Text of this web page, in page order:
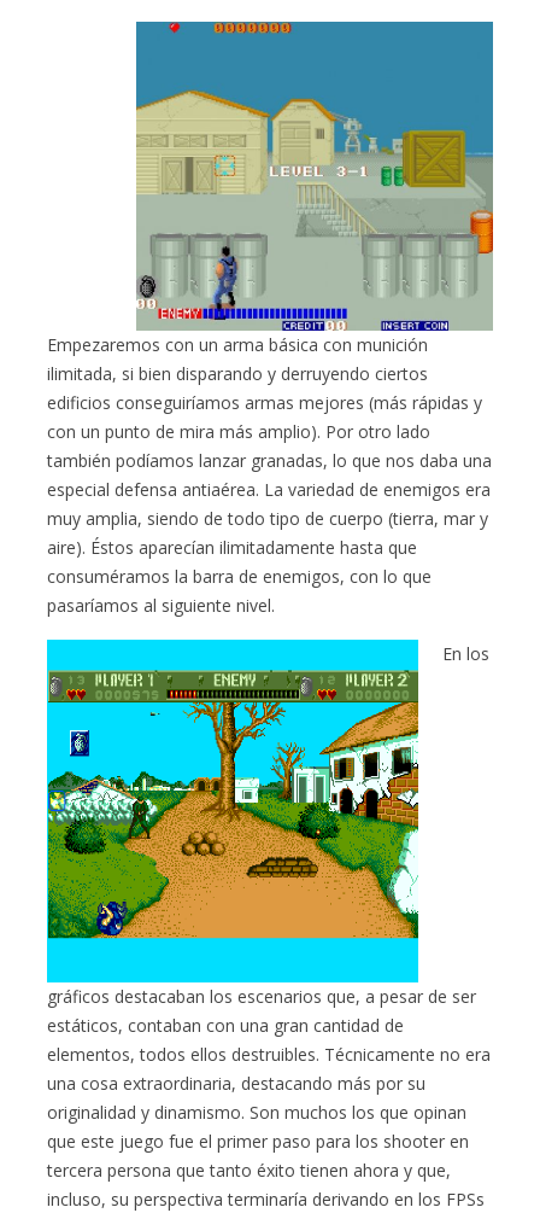
Empezaremos con un arma básica con munición
ilimitada, si bien disparando y derruyendo ciertos
edificios conseguiríamos armas mejores (más rápidas y
con un punto de mira más amplio). Por otro lado
también podíamos lanzar granadas, lo que nos daba una
especial defensa antiaérea. La variedad de enemigos era
muy amplia, siendo de todo tipo de cuerpo (tierra, mar y
aire). Éstos aparecían ilimitadamente hasta que
consuméramos la barra de enemigos, con lo que
pasaríamos al siguiente nivel.
En los
gráficos destacaban los escenarios que, a pesar de ser
estáticos, contaban con una gran cantidad de
elementos, todos ellos destruibles. Técnicamente no era
una cosa extraordinaria, destacando más por su
originalidad y dinamismo. Son muchos los que opinan
que este juego fue el primer paso para los shooter en
tercera persona que tanto éxito tienen ahora y que,
incluso, su perspectiva terminaría derivando en los FPSs